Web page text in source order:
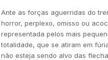
Ante as forças aguerridas do
horror, perplexo, omisso ou
representada pelos mais
totalidade, que se atiram em
não esteja sendo alvo das